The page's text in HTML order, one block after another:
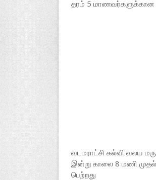
தரம் 5 மாணவர்களுக்கான
வடமராட்சி கல்வி வலய
இன்று காலை 8 மணி முதல்
பெற்றது